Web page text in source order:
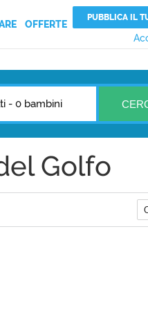
OFFERTE
PUBBLICA IL
-0 bambini
Golfo